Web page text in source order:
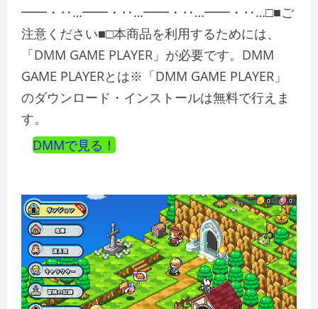
━━・‥…━━・‥…━━・‥…━━・‥…□■ご
注意ください■□本商品を利用するためには、
「DMM GAME PLAYER」が必要です。DMM
GAME PLAYERとは※「DMM GAME PLAYER」
のダウンロード・インストールは無料で行えま
す。
DMMで見る！